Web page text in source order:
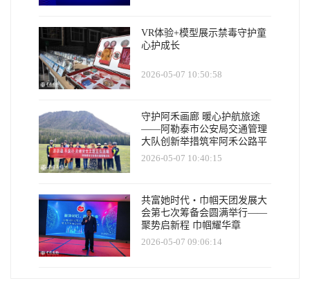
VR体验+模型展示禁毒守护童
心护成长
2026-05-07 10:50:58
守护阿禾画廊 暖心护航旅途
——阿勒泰市公安局交通管理
大队创新举措筑牢阿禾公路平
安防线
2026-05-07 10:40:15
共富她时代・巾帼天团发展大
会第七次筹备会圆满举行——
聚势启新程 巾帼耀华章
2026-05-07 09:06:14